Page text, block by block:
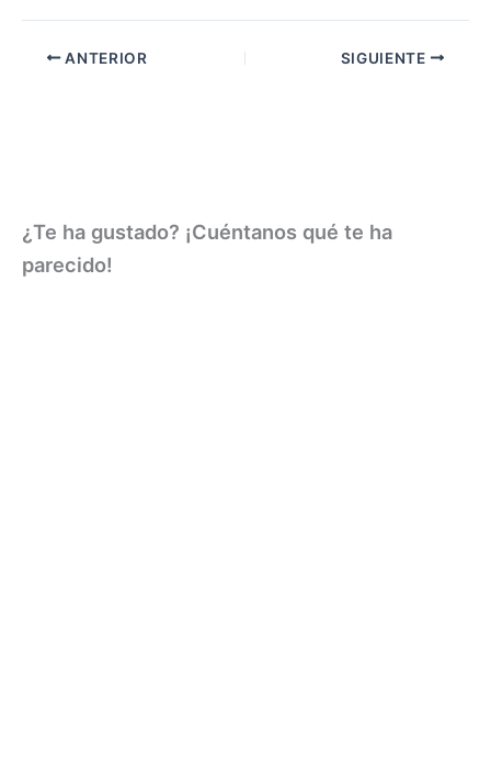
ANTERIOR SIGUIENTE
¿Te ha gustado? ¡Cuéntanos qué te ha
parecido!